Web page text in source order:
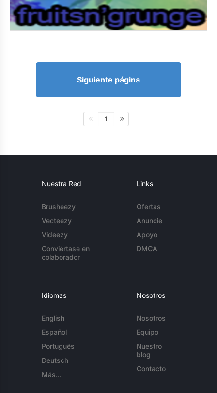
Siguiente página
1
Nuestra Red
Brusheezy
Vecteezy
Videezy
Conviértase en
colaborador
Links
Ofertas
Anuncie
Apoyo
DMCA
Idiomas
English
Español
Português
Deutsch
Más...
Nosotros
Nosotros
Equipo
Nuestro
blog
Contacto